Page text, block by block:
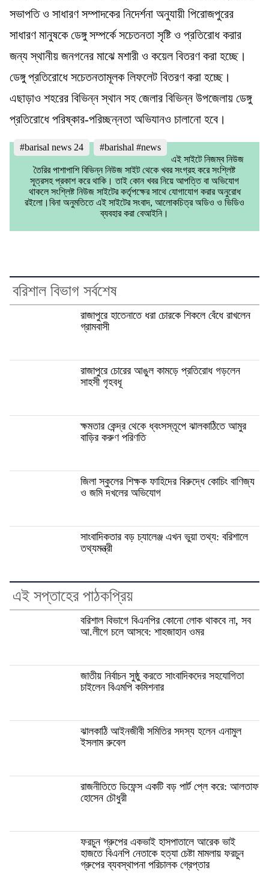
সভাপতি ও সাধারণ সম্পাদকের নিদের্শনা অনুযায়ী পিরোজপুরের
সাধারণ মানুষকে ডেঙ্গু সম্পর্কে সচেতনতা সৃষ্টি ও প্রতিরোধ করার
জন্য স্থানীয় জনগনের মাঝে মশারী ও কয়েল বিতরণ করা হচ্ছে।
ডেঙ্গু প্রতিরোধে সচেতনতামূলক লিফলেট বিতরণ করা হচ্ছে।
এছাড়াও শহরের বিভিন্ন স্থান সহ জেলার বিভিন্ন উপজেলায় ডেঙ্গু
প্রতিরোধে পরিষ্কার-পরিচ্ছন্নতা অভিযানও চালানো হবে।
#barisal news 24
#barishal #news
এই সাইটে নিজম্ব নিউজ
তৈরির পাশাপাশি বিভিন্ন নিউজ সাইট থেকে খবর সংগ্রহ করে সংশ্লিষ্ট
সূত্রসহ প্রকাশ করে থাকি। তাই কোন খবর নিয়ে আপত্তি বা অভিযোগ
থাকলে সংশ্লিষ্ট নিউজ সাইটের কর্তৃপক্ষের সাথে যোগাযোগ করার অনুরোধ
রইলো।বিনা অনুমতিতে এই সাইটের সংবাদ, আলোকচিত্র অডিও ও ভিডিও
ব্যবহার করা বেআইনি।
বরিশাল বিভাগ সর্বশেষ
রাজাপুরে হাতেনাতে ধরা চোরকে শিকলে বেঁধে রাখলেন
গ্রামবাসী
রাজাপুরে চোরের আঙুল কামড়ে প্রতিরোধ গড়লেন
সাহসী গৃহবধূ
ক্ষমতার কেন্দ্র থেকে ধ্বংসস্তূপে ঝালকাঠিতে আমুর
বাড়ির করুণ পরিণতি
জিলা স্কুলের শিক্ষক ফাহিদের বিরুদ্ধে কোচিং বাণিজ্য
ও জমি দখলের অভিযোগ
সাংবাদিকতার বড় চ্যালেঞ্জ এখন ভুয়া তথ্য: বরিশালে
তথ্যমন্ত্রী
এই সপ্তাহের পাঠকপ্রিয়
বরিশাল বিভাগে বিএনপির কোনো লোক থাকবে না, সব
আ.লীগে চলে আসবে: শাহজাহান ওমর
জাতীয় নির্বাচন সুষ্ঠু করতে সাংবাদিকদের সহযোগিতা
চাইলেন বিএমপি কমিশনার
ঝালকাঠি আইনজীবী সমিতির সদস্য হলেন এনামুল
ইসলাম রুবেল
রাজনীতিতে ডিফেন্স একটি বড় পার্ট প্লে করে: আলতাফ
হোসেন চৌধুরী
ফরচুন গ্রুপের একভাই হাসপাতালে আরেক ভাই
হাজতে বিএনপি নেতাকে হত্যা চেষ্টা মামলায় ফরচুন
গ্রুপের ব্যবস্থাপনা পরিচালক গ্রেপ্তার